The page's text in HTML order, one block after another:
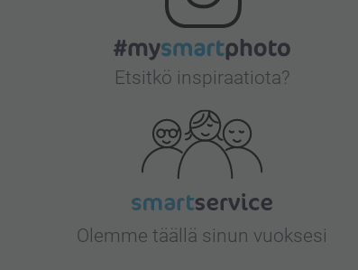
Etsitkö inspiraatiota?
Olemme täällä sinun vuoksesi